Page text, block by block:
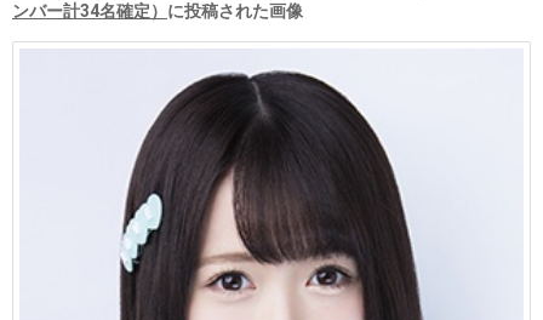
ンバー計34名確定） に投稿された画像